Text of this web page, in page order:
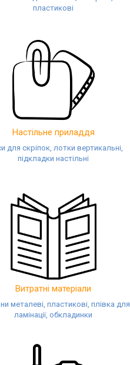
пластикові
Настільне приладдя
для скріпок, лотки вертикальні,
підкладки настільні
Витратні матеріали
металеві, пластикові, плівка для
ламінації, обкладинки